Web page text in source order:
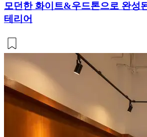
모던한 화이트&우드톤으로 완성
테리어